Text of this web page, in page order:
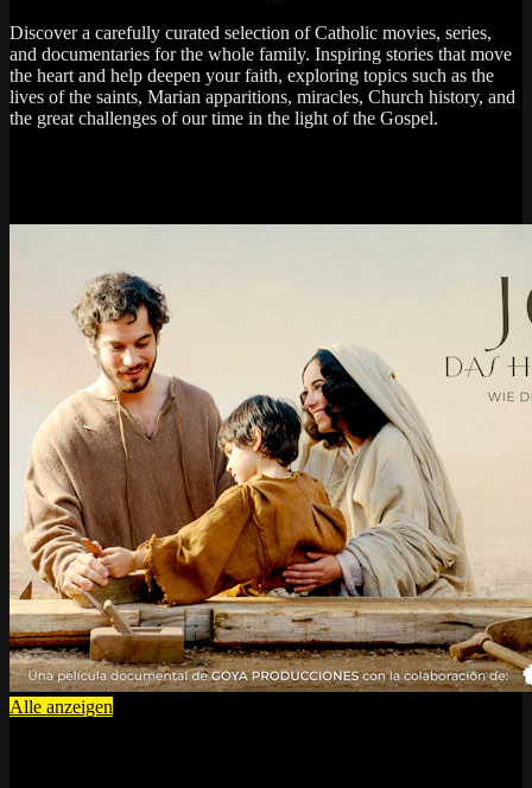
Discover a carefully curated selection of Catholic movies, series,
and documentaries for the whole family. Inspiring stories that move
the heart and help deepen your faith, exploring topics such as the
lives of the saints, Marian apparitions, miracles, Church history, and
the great challenges of our time in the light of the Gospel.
Alle anzeigen